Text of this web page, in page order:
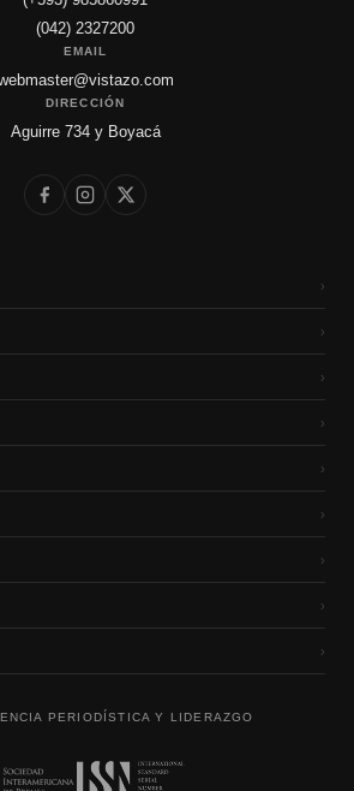
(042) 2327200
EMAIL
DIRECCIÓN
Aguirre 734 y Boyacá
›
›
›
›
›
›
›
›
›
PERIODÍSTICA Y LIDERAZGO